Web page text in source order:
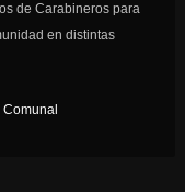
de Carabineros para
en distintas
Comunal